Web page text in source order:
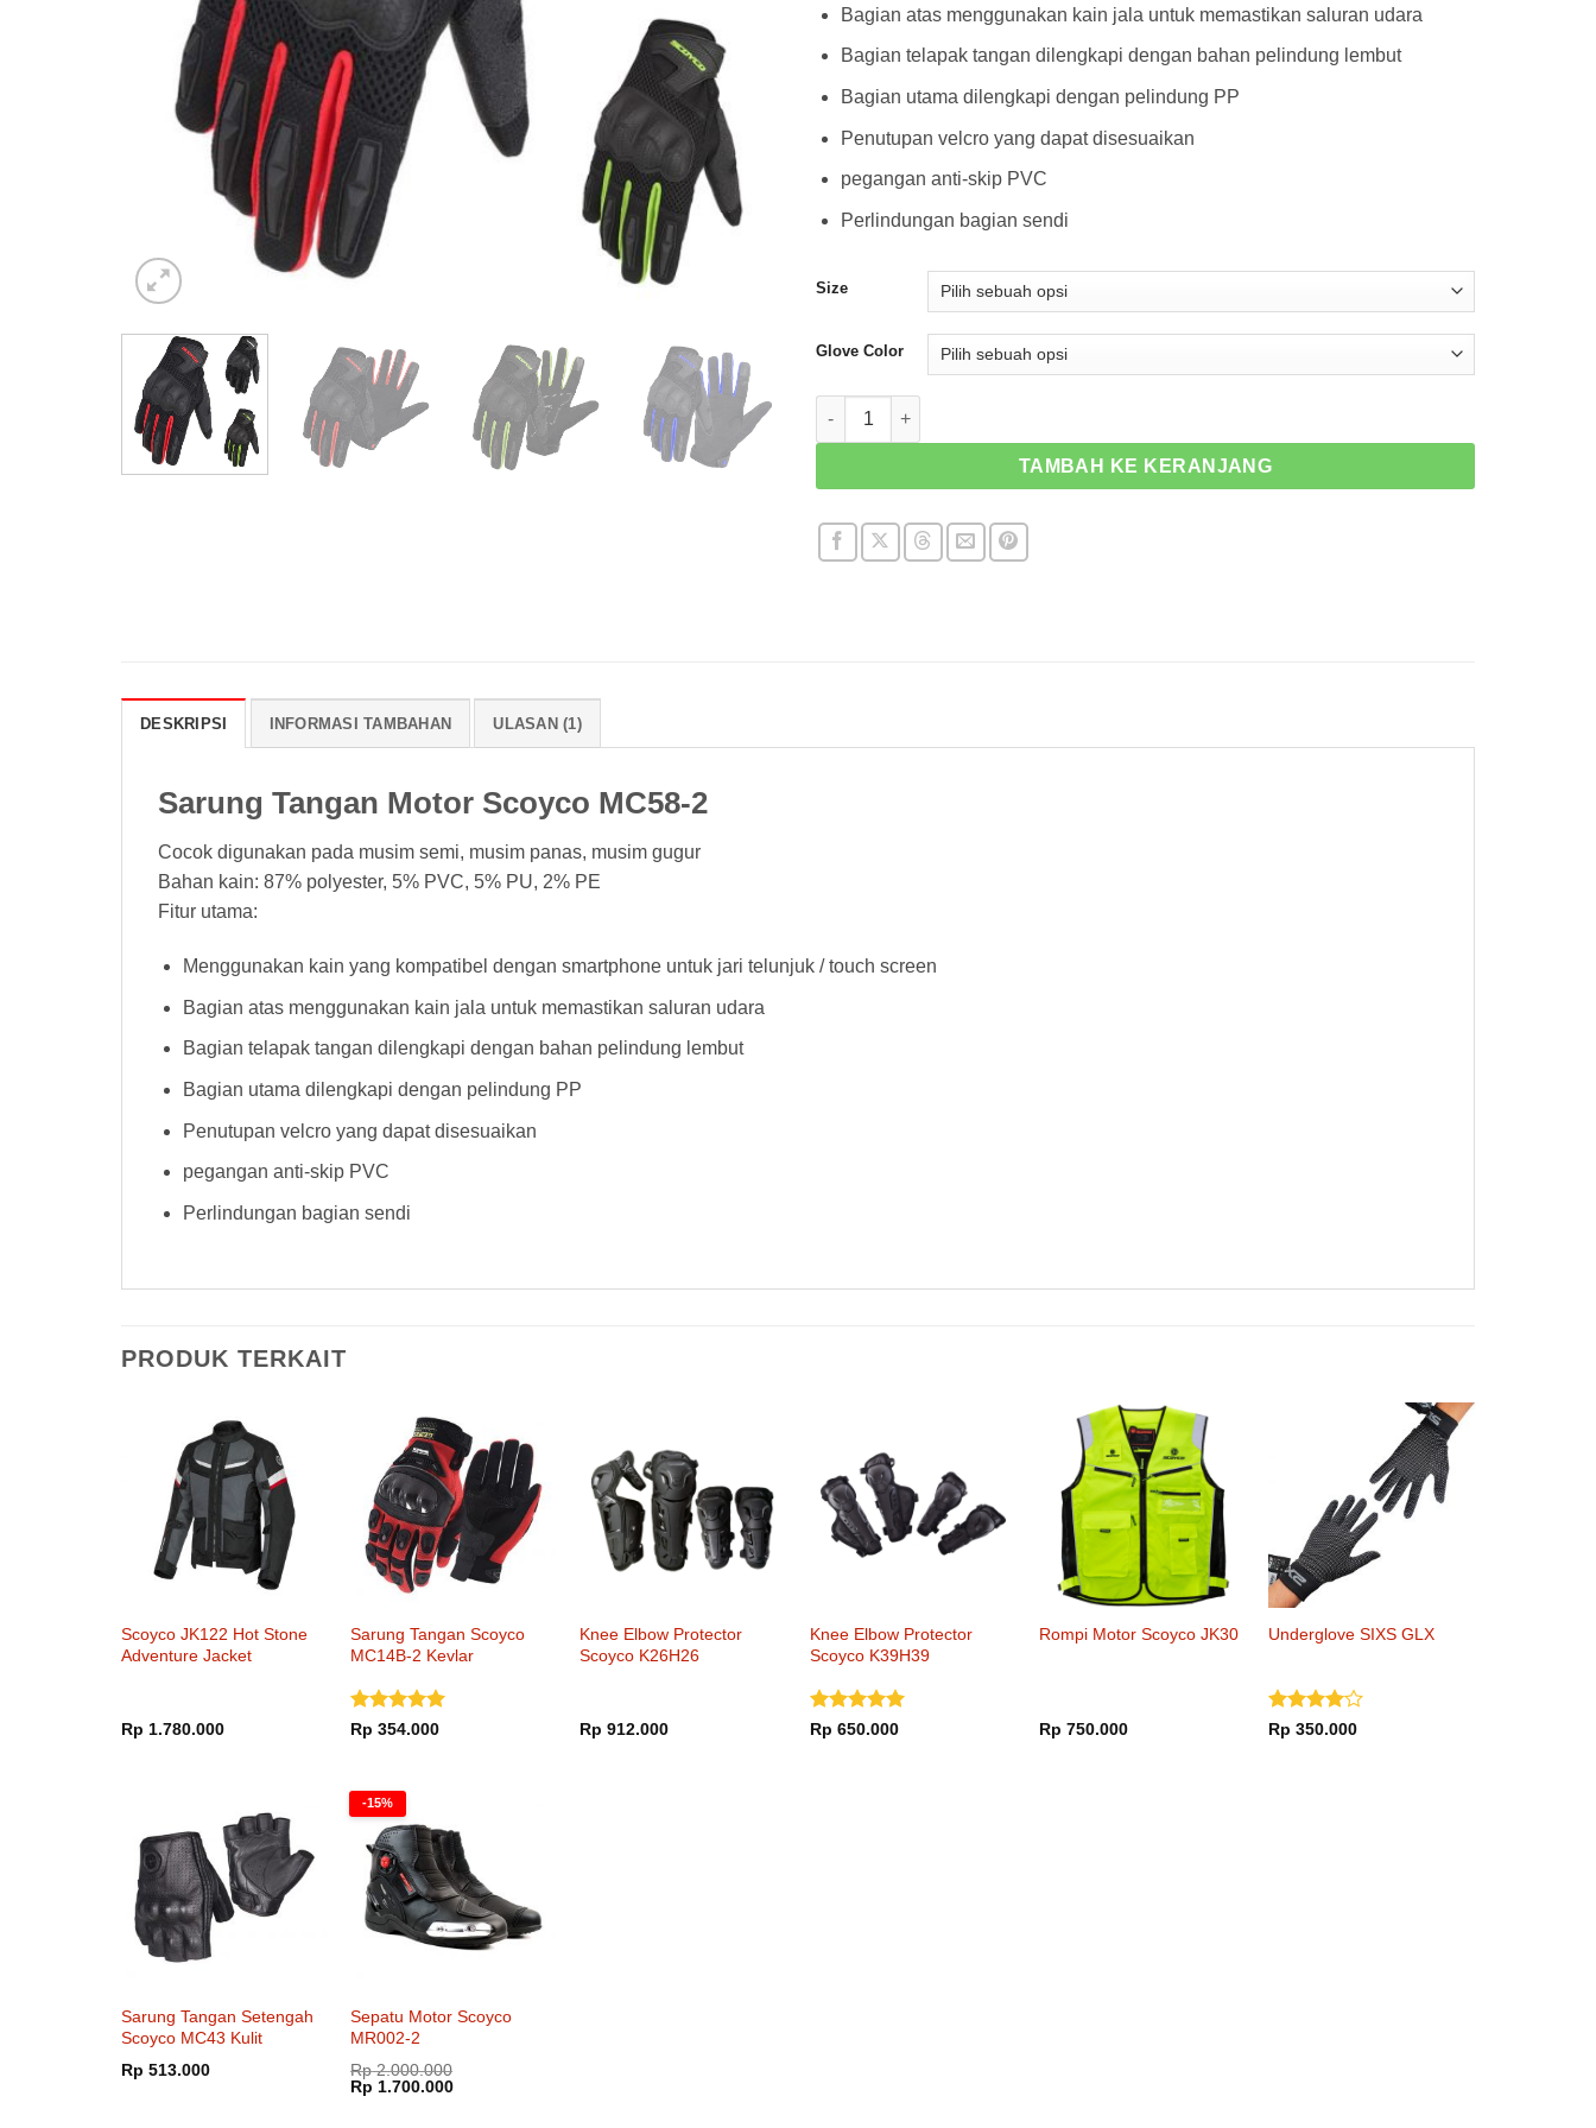
Bagian atas menggunakan kain jala untuk memastikan saluran udara
Bagian telapak tangan dilengkapi dengan bahan pelindung lembut
Bagian utama dilengkapi dengan pelindung PP
Penutupan velcro yang dapat disesuaikan
pegangan anti-skip PVC
Perlindungan bagian sendi
Size
Glove Color
Kuantitas Sarung Tangan Motor Scoyco MC58-2
TAMBAH KE KERANJANG
DESKRIPSI INFORMASI TAMBAHAN ULASAN (1)
Sarung Tangan Motor Scoyco MC58-2
Cocok digunakan pada musim semi, musim panas, musim gugur
Bahan kain: 87% polyester, 5% PVC, 5% PU, 2% PE
Fitur utama:
Menggunakan kain yang kompatibel dengan smartphone untuk jari telunjuk / touch screen
Bagian atas menggunakan kain jala untuk memastikan saluran udara
Bagian telapak tangan dilengkapi dengan bahan pelindung lembut
Bagian utama dilengkapi dengan pelindung PP
Penutupan velcro yang dapat disesuaikan
pegangan anti-skip PVC
Perlindungan bagian sendi
PRODUK TERKAIT
Scoyco JK122 Hot Stone
Adventure Jacket
Rp 1.780.000
Sarung Tangan Scoyco
MC14B-2 Kevlar
Dinilai5
Rp 354.000
Knee Elbow Protector
Scoyco K26H26
Rp 912.000
Knee Elbow Protector
Scoyco K39H39
Dinilai 5
Rp 650.000
Rompi Motor Scoyco JK30
Rp 750.000
Underglove SIXS GLX
Dinilai4
Rp 350.000
Sarung Tangan Setengah
Scoyco MC43 Kulit
Rp 513.000
-15%
Sepatu Motor Scoyco
MR002-2
Rp2.000.000
Harga
aslinya
Rp 1.700.000Harga